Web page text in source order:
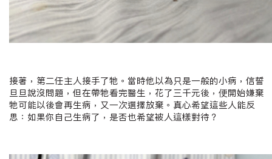
接著，第二任主人接手了牠。當時他以為只是一般的小病，信誓
旦旦說沒問題，但在帶牠看完醫生，花了三千元後，便開始嫌棄
牠可能以後會再生病，又一次選擇放棄。真心希望這些人能反
思：如果你自己生病了，是否也希望被人這樣對待？